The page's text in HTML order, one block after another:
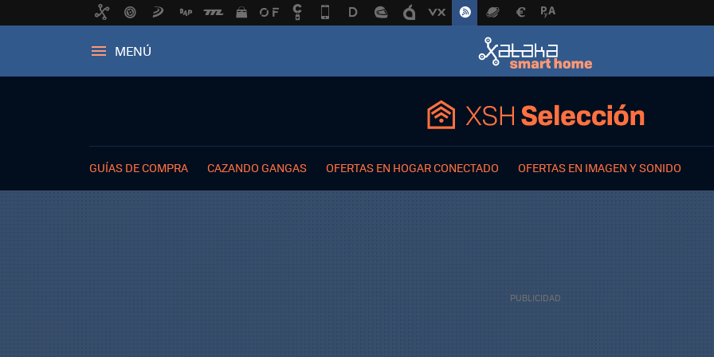
MENÚ
GUÍAS DE COMPRA CAZANDO GANGAS OFERTAS EN HOGAR CONECTADO OFERTAS EN IMAGEN Y SONIDO